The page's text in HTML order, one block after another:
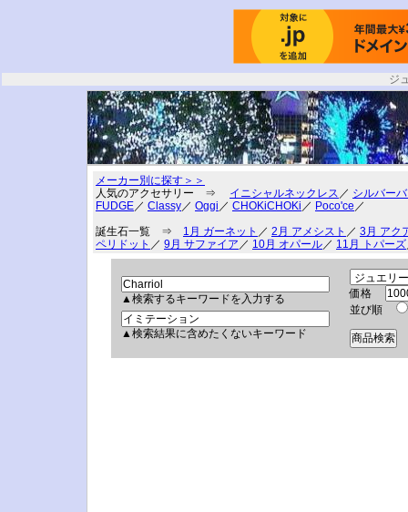
ジ
メーカー別に探す＞＞
人気のアクセサリー ⇒ イニシャルネックレス ／ シルバー
FUDGE／ Classy／ Oggi ／ CHOKiCHOKi ／ Poco'ce ／
誕生石一覧 ⇒ 1月 ガーネット ／ 2月 アメシスト ／ 3月 アク
ペリドット ／ 9月 サファイア ／ 10月 オパール／ 11月 トパーズ
▲検索するキーワードを入力する
▲検索結果に含めたくないキーワード
価格
並び順